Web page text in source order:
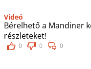
Videó
Bérelhető a Mandiner
részleteket!
0 0 0